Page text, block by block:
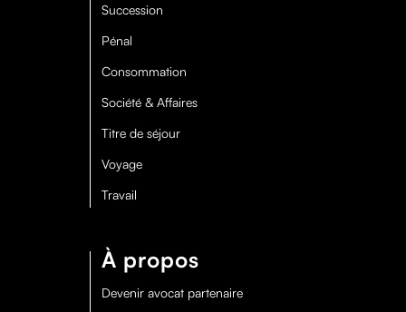
Succession
Pénal
Consommation
Société & Affaires
Titre de séjour
Voyage
Travail
À propos
Devenir avocat partenaire